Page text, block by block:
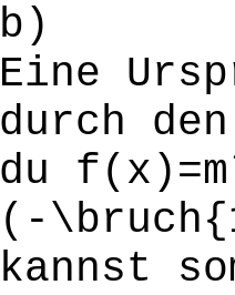
b)
Eine
durch
du
(-
kannst